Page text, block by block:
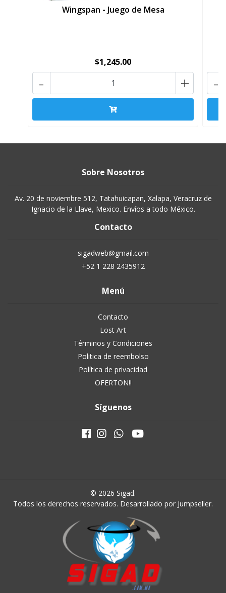
Wingspan - Juego de Mesa
$1,245.00
+
- -
Sobre Nosotros
Av. 20 de noviembre 512, Tatahuicapan, Xalapa, Veracruz de
Ignacio de la Llave, Mexico. Envíos a todo México.
Contacto
sigadweb@gmail.com
+52 1 228 2435912
Menú
Contacto
Lost Art
Términos y Condiciones
Politica de reembolso
Política de privacidad
OFERTON!!
Síguenos
© 2026 Sigad.
Todos los derechos reservados. Desarrollado por Jumpseller.